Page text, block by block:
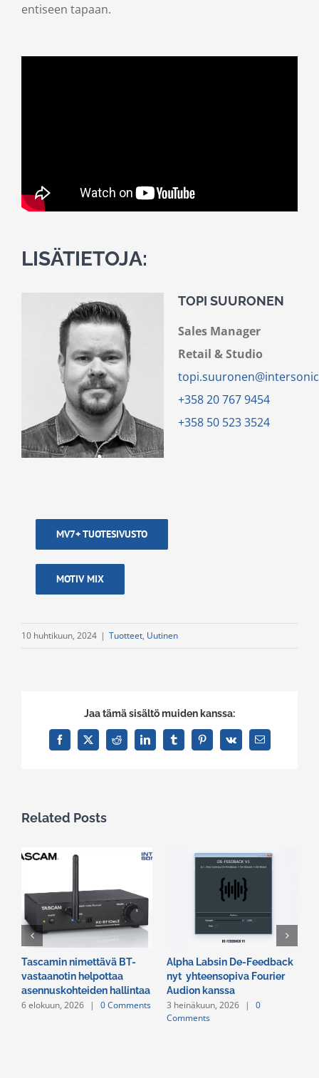
entiseen tapaan.
LISÄTIETOJA:
TOPI SUURONEN
Sales Manager
Retail & Studio
+358 20 767 9454
+358 50 523 3524
MV7+ TUOTESIVUSTO
MOTIV MIX
10 huhtikuun, 2024 | Tuotteet, Uutinen
Jaa tämä sisältö muiden kanssa:
Facebook
X Reddit LinkedInTumblrPinterest
Vk Email
Related Posts
Tascamin nimettävä BT-
vastaanotin helpottaa
asennuskohteiden hallintaa
6 elokuun, 2026 | 0 Comments
Alpha Labsin De-Feedback
nyt yhteensopiva Fourier
Audion kanssa
3 heinäkuun, 2026 |
0
Comments